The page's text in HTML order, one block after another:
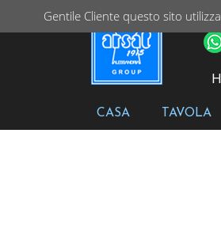
CASA TAVOLA
Gentile Cliente questo sito